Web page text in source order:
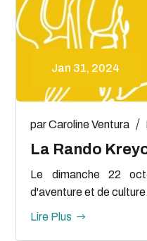
Jan 31, 2024
La Rando
parCaroline Ventura
Le dimanche 22
d'aventure et de
Lire Plus